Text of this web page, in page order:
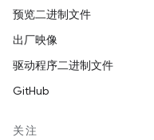
预览二进制文件
出厂映像
驱动程序二进制文件
GitHub
关注